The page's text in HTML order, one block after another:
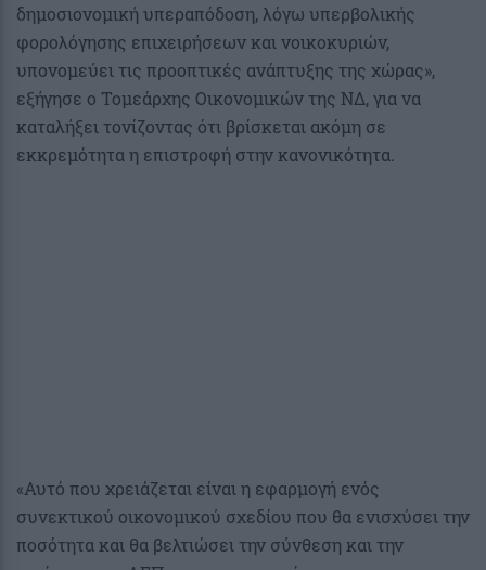
δημοσιονομική υπεραπόδοση, λόγω υπερβολικής
φορολόγησης επιχειρήσεων και νοικοκυριών,
υπονομεύει τις προοπτικές ανάπτυξης της χώρας»,
εξήγησε ο Τομεάρχης Οικονομικών της ΝΔ, για να
καταλήξει τονίζοντας ότι βρίσκεται ακόμη σε
εκκρεμότητα η επιστροφή στην κανονικότητα.
«Αυτό που χρειάζεται είναι η εφαρμογή ενός
συνεκτικού οικονομικού σχεδίου που θα ενισχύσει την
ποσότητα και θα βελτιώσει την σύνθεση και την